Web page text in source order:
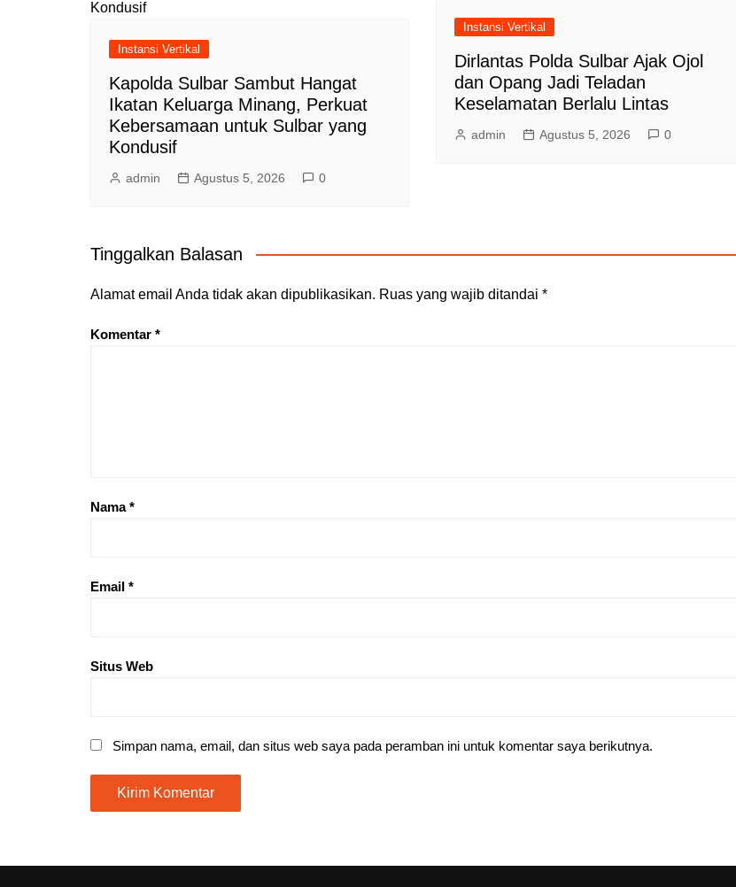
Instansi Vertikal
Kapolda Sulbar Sambut Hangat
Ikatan Keluarga Minang, Perkuat
Kebersamaan untuk Sulbar yang
Kondusif
admin Agustus 5, 2026 0
Instansi Vertikal
Dirlantas Polda Sulbar Ajak Ojol
dan Opang Jadi Teladan
Keselamatan Berlalu Lintas
admin Agustus 5, 2026 0
Tinggalkan Balasan
Alamat email Anda tidak akan dipublikasikan. Ruas yang wajib ditandai *
Komentar *
Nama*
Email *
Situs Web
Simpan nama, email, dan situs web saya pada peramban ini untuk komentar saya berikutnya.